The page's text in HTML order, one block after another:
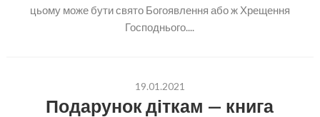
цьому може бути свято Богоявлення або ж Хрещення
Господнього....
19.01.2021
Подарунок діткам — книга